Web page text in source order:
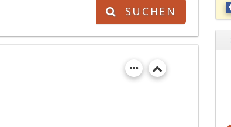
SUCHEN